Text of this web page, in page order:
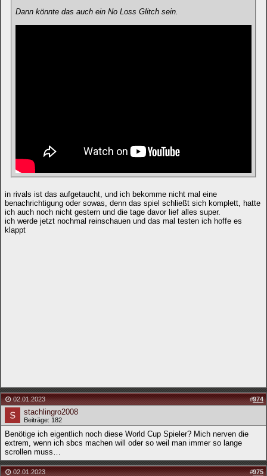
Dann könnte das auch ein No Loss Glitch sein.
in rivals ist das aufgetaucht, und ich bekomme nicht mal eine
benachrichtigung oder sowas, denn das spiel schließt sich komplett, hatte
ich auch noch nicht gestern und die tage davor lief alles super.
ich werde jetzt nochmal reinschauen und das mal testen ich hoffe es
klappt
02.01.2023 #974
stachlingro2008
Beiträge: 182
Benötige ich eigentlich noch diese World Cup Spieler? Mich nerven die
extrem, wenn ich sbcs machen will oder so weil man immer so lange
scrollen muss…
02.01.2023 #975